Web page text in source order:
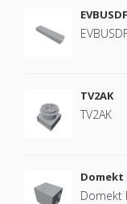
EVBUSDF
TV2AK
TV2AK
Domekt
Domekt